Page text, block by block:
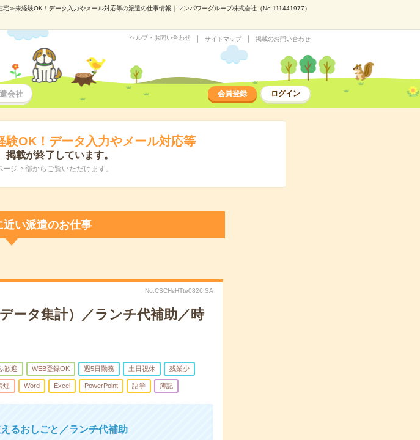
≫未経験OK！データ入力やメール対応等の派遣の仕事情報｜マンパワーグループ株式会社（No.111441977）
ヘルプ・お問い合わせ サイトマップ 掲載のお問い合わせ
会社 会員登録 ログイン
OK！データ入力やメール対応等
掲載が終了しています。
ジ下部からご覧いただけます。
近い派遣のお仕事
No.CSCHsHTte0826ISA
ータ集計）／ランチ代補助／時
歓迎 WEB登録OK 週5日勤務 土日祝休 残業少
煙 Word Excel PowerPoint 語学 簿記
るおしごと／ランチ代補助